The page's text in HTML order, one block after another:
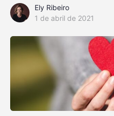
Ely Ribeiro
1 de abril de 2021